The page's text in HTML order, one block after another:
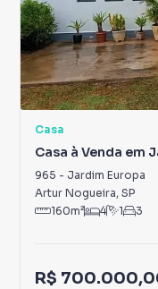
Casa
Casa à Venda em
965 - Jardim Europa
Artur Nogueira, SP
160m² 4 1 3
R$